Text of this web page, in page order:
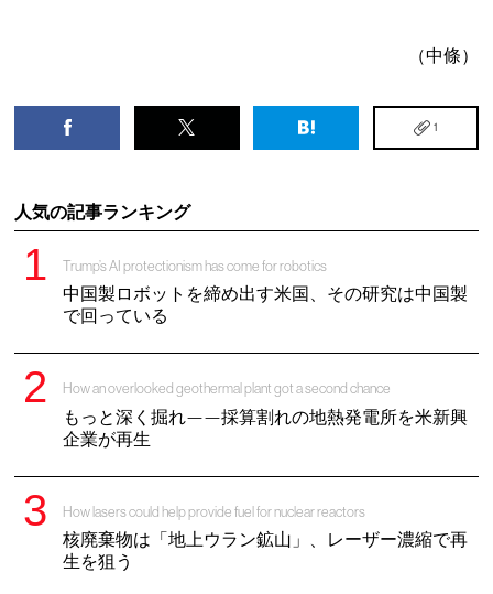
（中條）
1
人気の記事ランキング
Trump’s AI protectionism has come for robotics
中国製ロボットを締め出す米国、その研究は中国製
で回っている
How an overlooked geothermal plant got a second chance
もっと深く掘れ——採算割れの地熱発電所を米新興
企業が再生
How lasers could help provide fuel for nuclear reactors
核廃棄物は「地上ウラン鉱山」、レーザー濃縮で再
生を狙う